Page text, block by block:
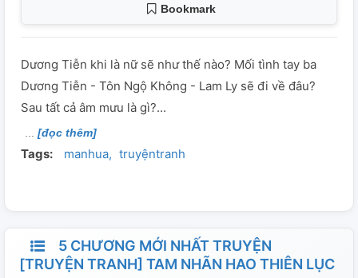
Bookmark
Dương Tiễn khi là nữ sẽ như thế nào? Mối tình tay ba
Dương Tiễn - Tôn Ngộ Không - Lam Ly sẽ đi về đâu?
Sau tất cả âm mưu là gì?...
[đọc thêm]
Tags: manhua truyệntranh
5 CHƯƠNG MỚI NHẤT TRUYỆN
[TRUYỆN TRANH] TAM NHÃN HAO THIÊN LỤC